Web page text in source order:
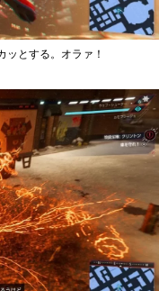
ッとする。オラァ！